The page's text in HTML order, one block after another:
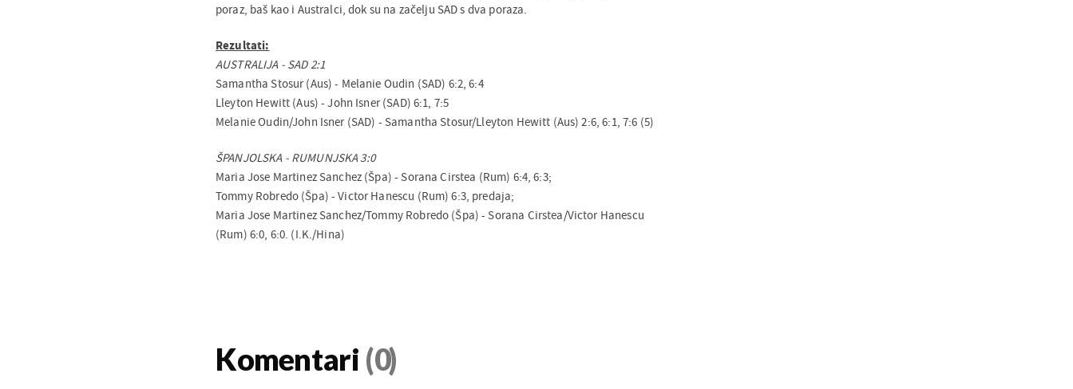
poraz, baš kao i Australci, dok su na začelju SAD s dva poraza.
Rezultati:
AUSTRALIJA - SAD 2:1
Samantha Stosur (Aus) - Melanie Oudin (SAD) 6:2, 6:4
Lleyton Hewitt (Aus) - John Isner (SAD) 6:1, 7:5
Melanie Oudin/John Isner (SAD) - Samantha Stosur/Lleyton Hewitt (Aus) 2:6, 6:1, 7:6 (5)
ŠPANJOLSKA - RUMUNJSKA 3:0
Maria Jose Martinez Sanchez (Špa) - Sorana Cirstea (Rum) 6:4, 6:3;
Tommy Robredo (Špa) - Victor Hanescu (Rum) 6:3, predaja;
Maria Jose Martinez Sanchez/Tommy Robredo (Špa) - Sorana Cirstea/Victor Hanescu
(Rum) 6:0, 6:0. (I.K./Hina)
Komentari (0)